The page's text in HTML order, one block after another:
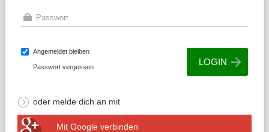
Angemeldet bleiben
Passwort vergessen
oder melde dich an mit
Mit Google verbinden